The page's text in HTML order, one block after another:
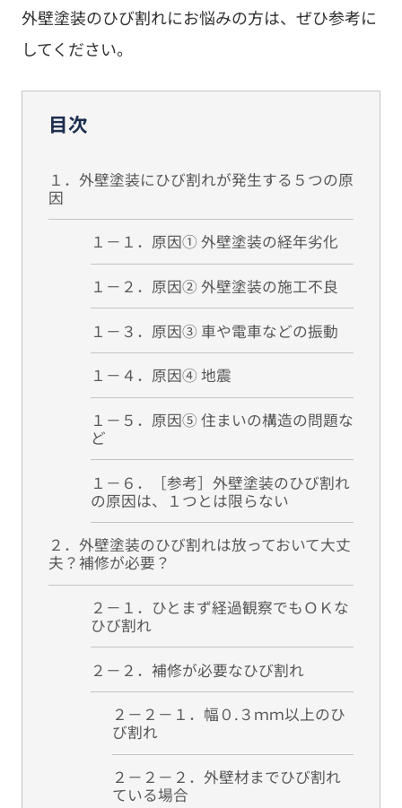
外壁塗装のひび割れにお悩みの方は、ぜひ参考に
してください。
目次
１．外壁塗装にひび割れが発生する５つの原
因
１－１．原因① 外壁塗装の経年劣化
１－２．原因② 外壁塗装の施工不良
１－３．原因③ 車や電車などの振動
１－４．原因④ 地震
１－５．原因⑤ 住まいの構造の問題な
ど
１－６．［参考］外壁塗装のひび割れ
の原因は、１つとは限らない
２．外壁塗装のひび割れは放っておいて大丈
夫？補修が必要？
２－１．ひとまず経過観察でもＯＫな
ひび割れ
２－２．補修が必要なひび割れ
２－２－１．幅０.３ｍｍ以上のひ
び割れ
２－２－２．外壁材までひび割れ
ている場合